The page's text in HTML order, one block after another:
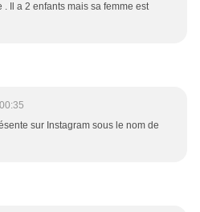
Il a 2 enfants mais sa femme est
sur Instagram sous le nom de